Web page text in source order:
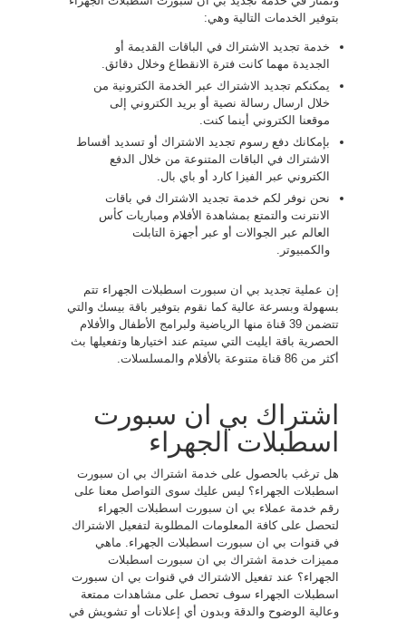
بتوفير الخدمات التالية وهي:
خدمة تجديد الاشتراك في الباقات القديمة أو
الجديدة مهما كانت فترة الانقطاع وخلال دقائق.
يمكنكم تجديد الاشتراك عبر الخدمة الكترونية من
خلال ارسال رسالة نصية أو بريد الكتروني إلى
موقعنا الكتروني أينما كنت.
بإمكانك دفع رسوم تجديد الاشتراك أو تسديد أقساط
الاشتراك في الباقات المتنوعة من خلال الدفع
الكتروني عبر الفيزا كارد أو باي بال.
نحن نوفر لكم خدمة تجديد الاشتراك في باقات
الانترنت والتمتع بمشاهدة الأفلام ومباريات كأس
العالم عبر الجوالات أو عبر أجهزة التابلت
والكمبيوتر.
إن عملية تجديد بي ان سبورت اسطبلات الجهراء تتم
بسهولة وبسرعة عالية كما نقوم بتوفير باقة بيسك والتي
تتضمن 39 قناة منها الرياضية ولبرامج الأطفال والأفلام
الحصرية باقة ايليت التي سيتم عند اختيارها وتفعيلها بث
أكثر من 86 قناة متنوعة بالأفلام والمسلسلات.
اشتراك بي ان سبورت
اسطبلات الجهراء
هل ترغب بالحصول على خدمة اشتراك بي ان سبورت
اسطبلات الجهراء؟ ليس عليك سوى التواصل معنا على
رقم خدمة عملاء بي ان سبورت اسطبلات الجهراء
لتحصل على كافة المعلومات المطلوبة لتفعيل الاشتراك
في قنوات بي ان سبورت اسطبلات الجهراء. ماهي
مميزات خدمة اشتراك بي ان سبورت اسطبلات
الجهراء؟ عند تفعيل الاشتراك في قنوات بي ان سبورت
اسطبلات الجهراء سوف تحصل على مشاهدات ممتعة
وعالية الوضوح والدقة وبدون أي إعلانات أو تشويش في